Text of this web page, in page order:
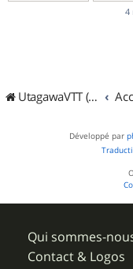
4
UtagawaVTT (Randos VTT et VTTAE avec traces GPS)
Développé par
Qui sommes-
Contact & Logos